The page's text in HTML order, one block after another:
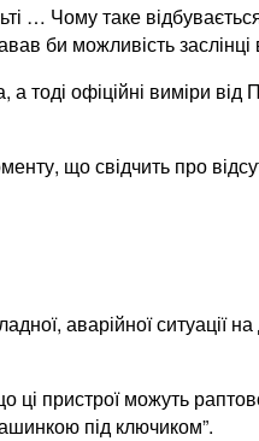
… Чому таке
би можливість заслінці
офіційні виміри від
що свідчить про
аварійної ситуації
пристрої можуть
під ключиком”.